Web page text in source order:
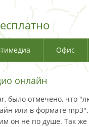
Офис
онлайн
было отмечено, что
или в формате mp3".
он не по душе. Так же